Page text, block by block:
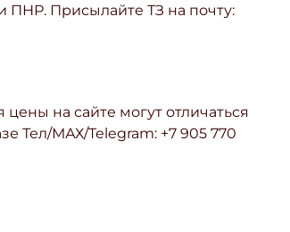
ПНР. Присылайте ТЗ на почту:
на сайте могут отличаться
Тел/МАХ/Telegram: +7 905 770